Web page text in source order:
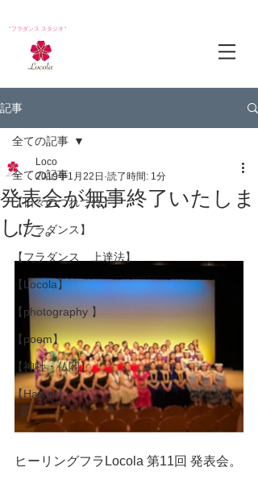
*フラダンス スタジオ*
記事
全ての記事
【日々のつれづれ】
【フラダンス】
【フラダンス 上達法】
【Locola】
【photography 】
【poem】
【神社・仏閣】
【Hawaii】
全ての記事
発表会が無事終了いたしま
した。
Loco
2019年1月22日 読了時間: 1分
ヒーリングフラLocola 第11回 発表会。